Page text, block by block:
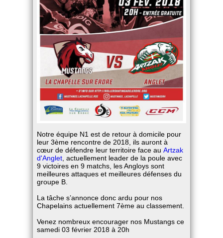
Notre équipe N1 est de retour à domicile pour
leur 3ème rencontre de 2018, ils auront à
cœur de défendre leur territoire face auArtzak
d'Anglet , actuellement leader de la poule avec
9 victoires en 9 matchs, les Angloys sont
meilleures attaques et meilleures défenses du
groupe B.
La tâche s’annonce donc ardu pour nos
Chapelains actuellement 7ème au classement.
Venez nombreux encourager nos Mustangs ce
samedi 03 février 2018 à 20h